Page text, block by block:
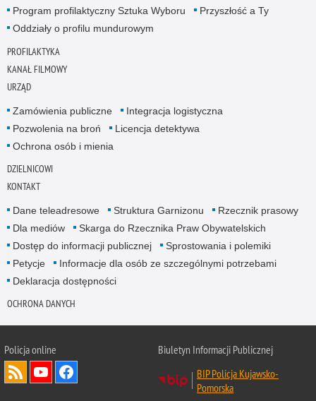
Program profilaktyczny Sztuka Wyboru
Przyszłość a Ty
Oddziały o profilu mundurowym
PROFILAKTYKA
KANAŁ FILMOWY
URZĄD
Zamówienia publiczne
Integracja logistyczna
Pozwolenia na broń
Licencja detektywa
Ochrona osób i mienia
DZIELNICOWI
KONTAKT
Dane teleadresowe Struktura Garnizonu
Rzecznik prasowy
Dla mediów
Skarga do Rzecznika Praw Obywatelskich
Dostęp do informacji publicznej
Sprostowania i polemiki
Petycje
Informacje dla osób ze szczególnymi potrzebami
Deklaracja dostępności
OCHRONA DANYCH
Policja online
Biuletyn Informacji Publicznej
BIP Policja Kujawsko-
Pomorska